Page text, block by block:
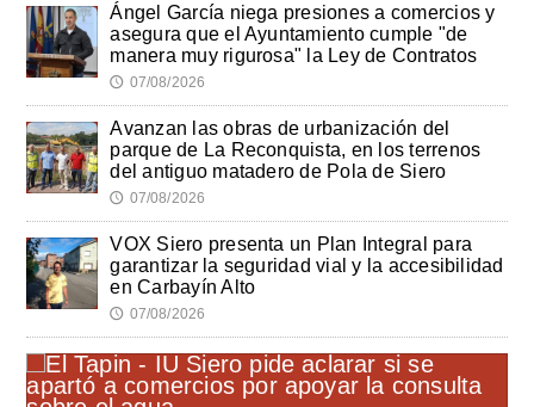
Ángel García niega presiones a comercios y
asegura que el Ayuntamiento cumple "de
manera muy rigurosa" la Ley de Contratos
🕔 07/08/2026
Avanzan las obras de urbanización del
parque de La Reconquista, en los terrenos
del antiguo matadero de Pola de Siero
🕔 07/08/2026
VOX Siero presenta un Plan Integral para
garantizar la seguridad vial y la accesibilidad
en Carbayín Alto
🕔 07/08/2026